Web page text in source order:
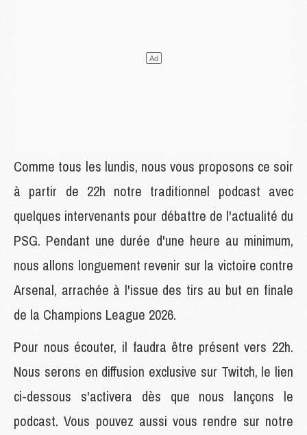
Comme tous les lundis, nous vous proposons ce soir
à partir de 22h notre traditionnel podcast avec
quelques intervenants pour débattre de l'actualité du
PSG. Pendant une durée d'une heure au minimum,
nous allons longuement revenir sur la victoire contre
Arsenal, arrachée à l'issue des tirs au but en finale
de la Champions League 2026.
Pour nous écouter, il faudra être présent vers 22h.
Nous serons en diffusion exclusive sur Twitch, le lien
ci-dessous s'activera dès que nous lançons le
podcast. Vous pouvez aussi vous rendre sur notre